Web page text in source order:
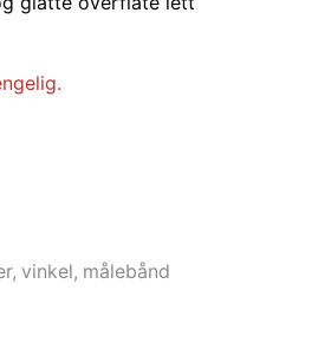
vinkel, målebånd